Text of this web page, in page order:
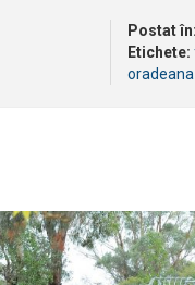
Postat în:
Etichete: